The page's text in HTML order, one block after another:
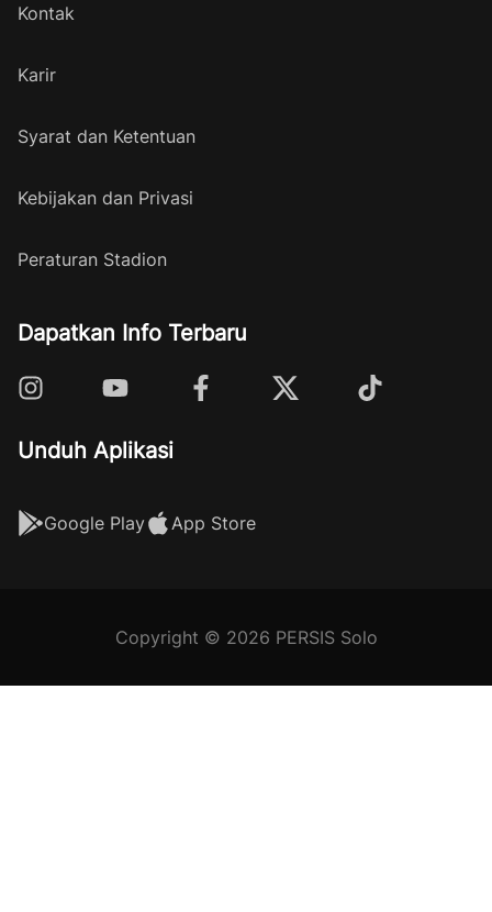
Kontak
Karir
Syarat dan Ketentuan
Kebijakan dan Privasi
Peraturan Stadion
Dapatkan Info Terbaru
Unduh Aplikasi
Google Play App Store
Copyright © 2026 PERSIS Solo